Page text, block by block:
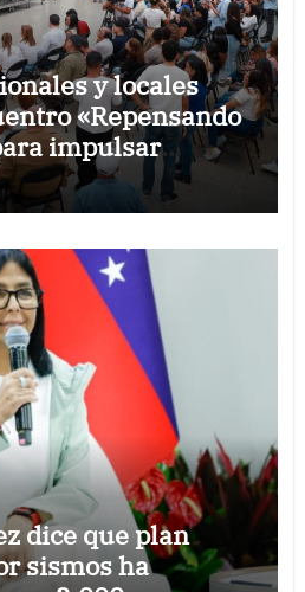
y locales
«Repensando
impulsar
las comunidades
dice que plan
sismos ha